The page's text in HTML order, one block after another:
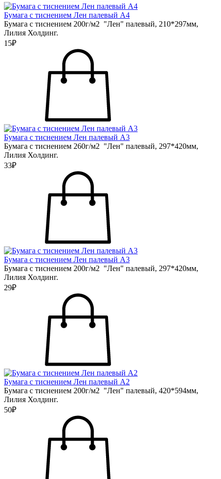
Бумага с тиснением Лен палевый А4
Бумага с тиснением 200г/м2 "Лен" палевый, 210*297мм,
Лилия Холдинг.
15₽
Бумага с тиснением Лен палевый А3
Бумага с тиснением 260г/м2 "Лен" палевый, 297*420мм,
Лилия Холдинг.
33₽
Бумага с тиснением Лен палевый А3
Бумага с тиснением 200г/м2 "Лен" палевый, 297*420мм,
Лилия Холдинг.
29₽
Бумага с тиснением Лен палевый А2
Бумага с тиснением 200г/м2 "Лен" палевый, 420*594мм,
Лилия Холдинг.
50₽